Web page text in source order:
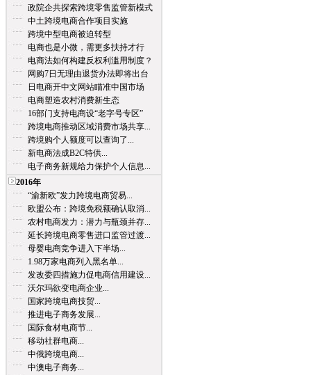
政院企共探索跨境零售监管新模式
中土跨境电商合作项目实施
跨境中型电商被迫转型
电商也是小微，需更多扶持才行
电商法如何构建反权利滥用制度？
网购7日无理由退货办法即将出台
日电商开中文网站瞄准中国市场
电商塑造农村消费新生态
16部门支持电商设“老字号专区”
跨境电商推动区域消费市场共享...
跨境购个人额度可以查询了...
新电商法成B2C特供...
电子商务新规给力保护个人信息...
2016年
“渝新欧”发力跨境电商贸易...
欧盟公布：跨境免税额确认取消...
农村电商发力：潜力与瓶颈并存...
延长跨境电商零售进口监管过渡...
母婴电商竞争进入下半场...
1.98万家电商列入黑名单...
发改委四措施力促电商信用建设...
沃尔玛欲变电商企业...
国家跨境电商技贸...
推进电子商务发展...
国际食材电商节...
移动社群电商...
中俄跨境电商...
中澳电子商务...